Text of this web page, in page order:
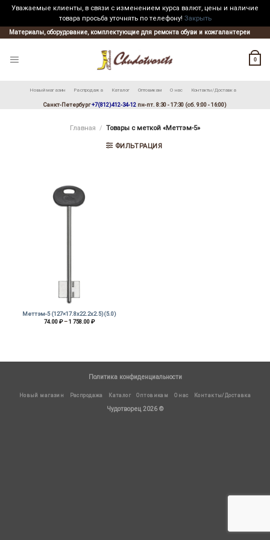
Уважаемые клиенты, в связи с изменением курса валют, цены и наличие
товара просьба уточнять по телефону! Закрыть
Skip
to
Материалы, оборудование, комплектующие для ремонта обуви и кожгалантереи
0
Новый магазин Распродажа Каталог Оптовикам О нас Контакты/Доставка
Санкт-Петербург+7(812)412-34-12 пн-пт. 8:30 - 17:30 (сб. 9:00 - 16:00)
Главная / Товары с меткой «Меттэм-5»
ФИЛЬТРАЦИЯ
Меттэм-5 (127×17.8х22.2х2.5)(5.0)
74.00₽ – 1 758.00₽Диапазон
Политика конфиденциальности
Новый магазин Распродажа Каталог Оптовикам О нас Контакты/Доставка
Чудотворец 2026 ©